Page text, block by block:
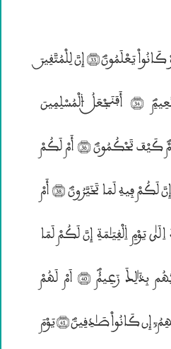
وَلَعَذَابُ ۴لاَخِرَةِ أَكْبَرُ لَوْ كَانُواْ يَعْلَمُونَؐ (33) إِنَّ لِلْمُتَّقِيــنَ
عِندَ رَبِّهِمْ جَنَّـٰتِ ۱لنَّعِيمِؐ (34) أَفَنَجْعَــلُ ۴لْمُسْلِمِينَ
كَاڤْمُجْرۣمِينَؐ (35) مَا لَكُمْؐ كَيْفَ تَحْكُمُونَؐ (36) أَمْ لَكُمْ
كِتَـٰبٌ فِيهِ تَدْرُسُونَ (37) إِنَّ لَكُمْ فِيهِ لَمَا تَخَيَّرُونَؐ (38) أَمْ
لَكُمُ; أَيْمَـٰــن٘ عَلَيْنَا بَـٰلِغَة٘ اِلَيٰ يَوْمِ ۱لْقِيَـٰمَةِ إِنَّ لَكُمْ لَمَا
تَحْكُمُونَؐ (39) سَلْهُمُ; أَيُّهُم بِذَ؛لِــكَ زَعِيم٘ؐ (40) اَمْ لَهُمْ
شُرَكَآءُ فَلْيَاتُواْ بِشُرَكَآئِهِمُ; إِن كَانُواْ صَـٰدِقِينَؐ (41) يَوْمَ